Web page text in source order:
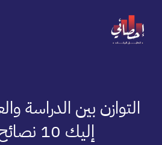
المحتوى
التوازن بين الدراسة
إليك 10 نصائح مهمة